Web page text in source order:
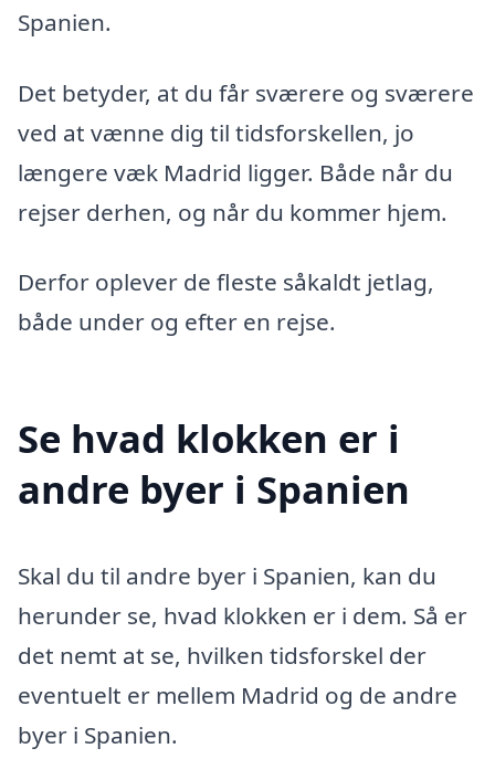
Spanien.
Det betyder, at du får sværere og sværere
ved at vænne dig til tidsforskellen, jo
længere væk Madrid ligger. Både når du
rejser derhen, og når du kommer hjem.
Derfor oplever de fleste såkaldt jetlag,
både under og efter en rejse.
Se hvad klokken er i
andre byer i Spanien
Skal du til andre byer i Spanien, kan du
herunder se, hvad klokken er i dem. Så er
det nemt at se, hvilken tidsforskel der
eventuelt er mellem Madrid og de andre
byer i Spanien.